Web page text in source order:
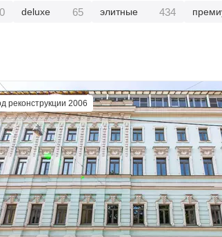
deluxe 65 элитные 434
реконструкции 2006